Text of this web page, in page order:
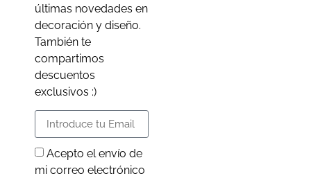
últimas novedades en
decoración y diseño.
También te
compartimos
descuentos
exclusivos :)
Acepto el envío de
mi correo electrónico